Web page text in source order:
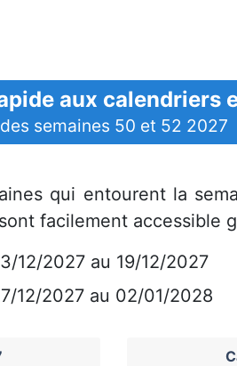
aux calendriers
des semaines 50 et 52 2027
qui entourent la
facilement accessible
12/2027 au 19/12/2027
12/2027 au 02/01/2028